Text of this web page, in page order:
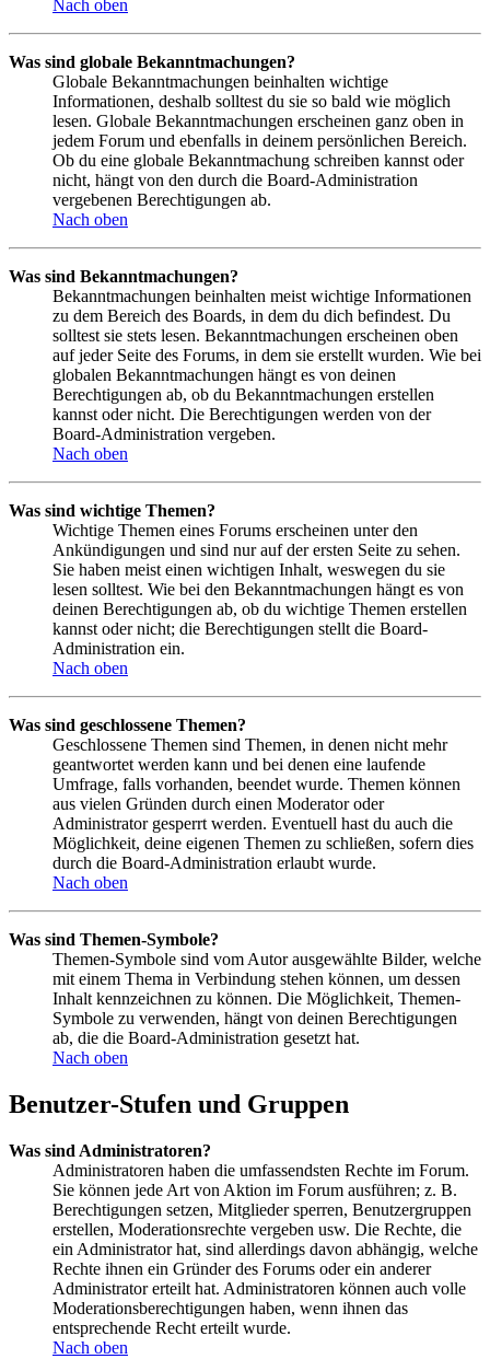
Nach oben
Was sind globale Bekanntmachungen?
Globale Bekanntmachungen beinhalten wichtige
Informationen, deshalb solltest du sie so bald wie möglich
lesen. Globale Bekanntmachungen erscheinen ganz oben in
jedem Forum und ebenfalls in deinem persönlichen Bereich.
Ob du eine globale Bekanntmachung schreiben kannst oder
nicht, hängt von den durch die Board-Administration
vergebenen Berechtigungen ab.
Nach oben
Was sind Bekanntmachungen?
Bekanntmachungen beinhalten meist wichtige Informationen
zu dem Bereich des Boards, in dem du dich befindest. Du
solltest sie stets lesen. Bekanntmachungen erscheinen oben
auf jeder Seite des Forums, in dem sie erstellt wurden. Wie bei
globalen Bekanntmachungen hängt es von deinen
Berechtigungen ab, ob du Bekanntmachungen erstellen
kannst oder nicht. Die Berechtigungen werden von der
Board-Administration vergeben.
Nach oben
Was sind wichtige Themen?
Wichtige Themen eines Forums erscheinen unter den
Ankündigungen und sind nur auf der ersten Seite zu sehen.
Sie haben meist einen wichtigen Inhalt, weswegen du sie
lesen solltest. Wie bei den Bekanntmachungen hängt es von
deinen Berechtigungen ab, ob du wichtige Themen erstellen
kannst oder nicht; die Berechtigungen stellt die Board-
Administration ein.
Nach oben
Was sind geschlossene Themen?
Geschlossene Themen sind Themen, in denen nicht mehr
geantwortet werden kann und bei denen eine laufende
Umfrage, falls vorhanden, beendet wurde. Themen können
aus vielen Gründen durch einen Moderator oder
Administrator gesperrt werden. Eventuell hast du auch die
Möglichkeit, deine eigenen Themen zu schließen, sofern dies
durch die Board-Administration erlaubt wurde.
Nach oben
Was sind Themen-Symbole?
Themen-Symbole sind vom Autor ausgewählte Bilder, welche
mit einem Thema in Verbindung stehen können, um dessen
Inhalt kennzeichnen zu können. Die Möglichkeit, Themen-
Symbole zu verwenden, hängt von deinen Berechtigungen
ab, die die Board-Administration gesetzt hat.
Nach oben
Benutzer-Stufen und Gruppen
Was sind Administratoren?
Administratoren haben die umfassendsten Rechte im Forum.
Sie können jede Art von Aktion im Forum ausführen; z. B.
Berechtigungen setzen, Mitglieder sperren, Benutzergruppen
erstellen, Moderationsrechte vergeben usw. Die Rechte, die
ein Administrator hat, sind allerdings davon abhängig, welche
Rechte ihnen ein Gründer des Forums oder ein anderer
Administrator erteilt hat. Administratoren können auch volle
Moderationsberechtigungen haben, wenn ihnen das
entsprechende Recht erteilt wurde.
Nach oben